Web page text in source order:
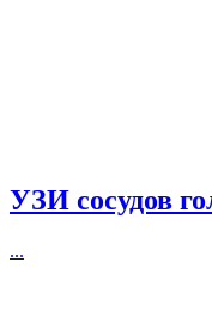
УЗИ сосудов
...